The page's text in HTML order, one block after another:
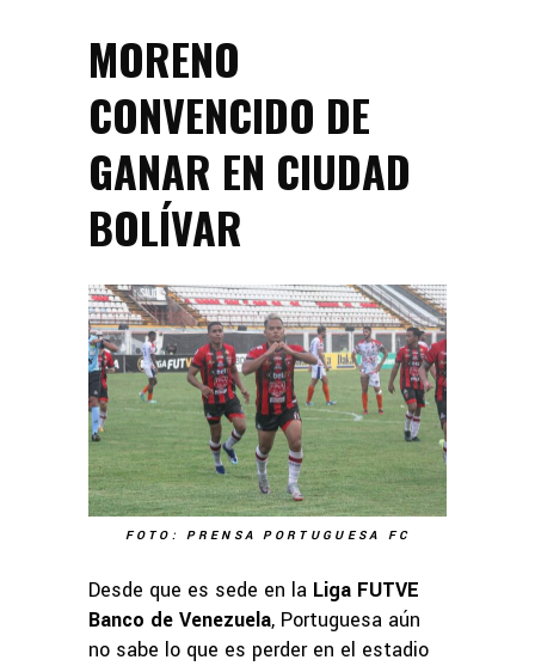
MORENO
CONVENCIDO DE
GANAR EN CIUDAD
BOLÍVAR
FOTO: PRENSA PORTUGUESA FC
Desde que es sede en la Liga FUTVE
Banco de Venezuela, Portuguesa aún
no sabe lo que es perder en el estadio